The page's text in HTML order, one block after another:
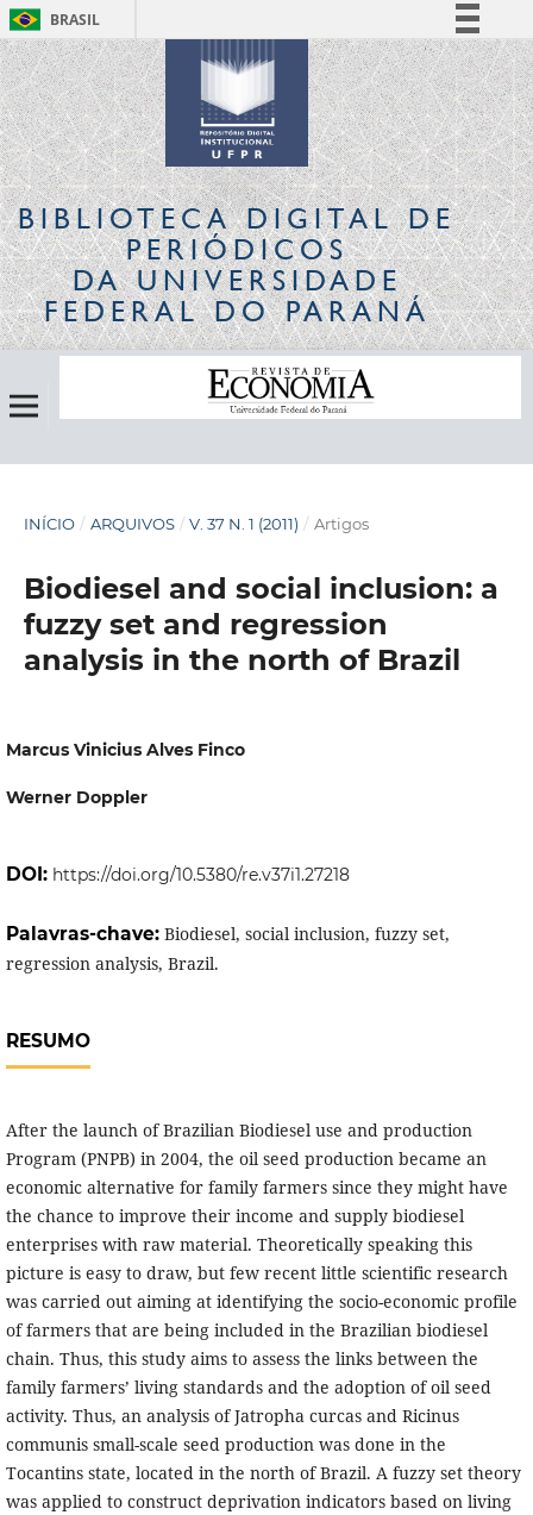
BRASIL
Simplifique!
Comunica BR
Participe
Acesso à informação
Legislação
Canais
BIBLIOTECA DIGITALDE
PERIÓDICOS
DA UNIVERSIDADE
FEDERAL DO PARANÁ
INÍCIO / ARQUIVOS / V. 37 N. 1 (2011) / Artigos
Biodiesel and social inclusion: a
fuzzy set and regression
analysis in the north of Brazil
Marcus Vinicius Alves Finco
Werner Doppler
DOI: https://doi.org/10.5380/re.v37i1.27218
Palavras-chave: Biodiesel, social inclusion, fuzzy set,
regression analysis, Brazil.
RESUMO
After the launch of Brazilian Biodiesel use and production
Program (PNPB) in 2004, the oil seed production became an
economic alternative for family farmers since they might have
the chance to improve their income and supply biodiesel
enterprises with raw material. Theoretically speaking this
picture is easy to draw, but few recent little scientific research
was carried out aiming at identifying the socio-economic profile
of farmers that are being included in the Brazilian biodiesel
chain. Thus, this study aims to assess the links between the
family farmers’ living standards and the adoption of oil seed
activity. Thus, an analysis of Jatropha curcas and Ricinus
communis small-scale seed production was done in the
Tocantins state, located in the north of Brazil. A fuzzy set theory
was applied to construct deprivation indicators based on living